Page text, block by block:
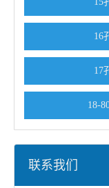
16
17
18-
联系我们